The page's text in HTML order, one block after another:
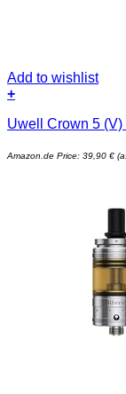
Add to wishlist
+
Uwell Crown 5 (V)
Amazon.de Price: 39,90 €